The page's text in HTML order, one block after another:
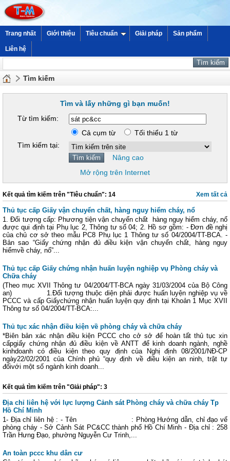
Trang nhất Giới thiệu Tiêu chuẩn Giải pháp Sản phẩm
Liên hệ
Tìm kiếm
Tìm và lấy những gì bạn muốn!
Từ tìm kiếm:
Cả cụm từ
Tối thiểu 1 từ
Tìm kiếm tại:
Nâng cao
Mở rộng trên Internet
Xem tất cả
Kết quả tìm kiếm trên "Tiêu chuẩn": 14
Thủ tục cấp Giấy vận chuyển chất, hàng nguy hiểm cháy, nổ
1. Đối tượng cấp: Phương tiện vận chuyển chất hàng nguy hiểm cháy, nổ
được qui định tại Phụ lục 2, Thông tư số 04; 2. Hồ sơ gồm: - Đơn đề nghị
của chủ cơ sở theo mẫu PC8 Phụ lục 1 Thông tư số 04/2004/TT-BCA. -
Bản sao “Giấy chứng nhận đủ điều kiện vận chuyển chất, hàng nguy
hiểmvề cháy, nổ”...
Thủ tục cấp Giấy chứng nhận huấn luyện nghiệp vụ Phòng cháy và
Chữa cháy
(Theo mục XVII Thông tư 04/2004/TT-BCA ngày 31/03/2004 của Bộ Công
an) 1.Đối tượng thuộc diện phải được huấn luyện nghiệp vụ về
PCCC và cấp Giấychứng nhận huấn luyện quy định tại Khoản 1 Mục XVII
Thông tư số 04/2004/TT-BCA:...
Thủ tục xác nhận điều kiện về phòng cháy và chữa cháy
*Biên bản xác nhận điều kiện PCCC cho cở sở để hoàn tất thủ tục xin
cấpgiấy chứng nhận đủ điều kiện về ANTT để kinh doanh ngành, nghề
kinhdoanh có điều kiện theo quy định của Nghị định 08/2001/NĐ-CP
ngày22/02/2001 của Chính phủ “quy định về điều kiện an ninh, trật tự
đốivới một số ngành kinh doanh...
Kết quả tìm kiếm trên "Giải pháp": 3
Địa chỉ liên hệ với lực lượng Cảnh sát Phòng cháy và chữa cháy Tp
Hồ Chí Minh
1- Địa chỉ liên hệ : - Tên : Phòng Hướng dẫn, chỉ đạo vể
phòng cháy - Sở Cảnh Sát PC&CC thành phố Hồ Chí Minh - Địa chỉ : 258
Trần Hưng Đạo, phường Nguyễn Cư Trinh,...
An toàn pccc khu dân cư